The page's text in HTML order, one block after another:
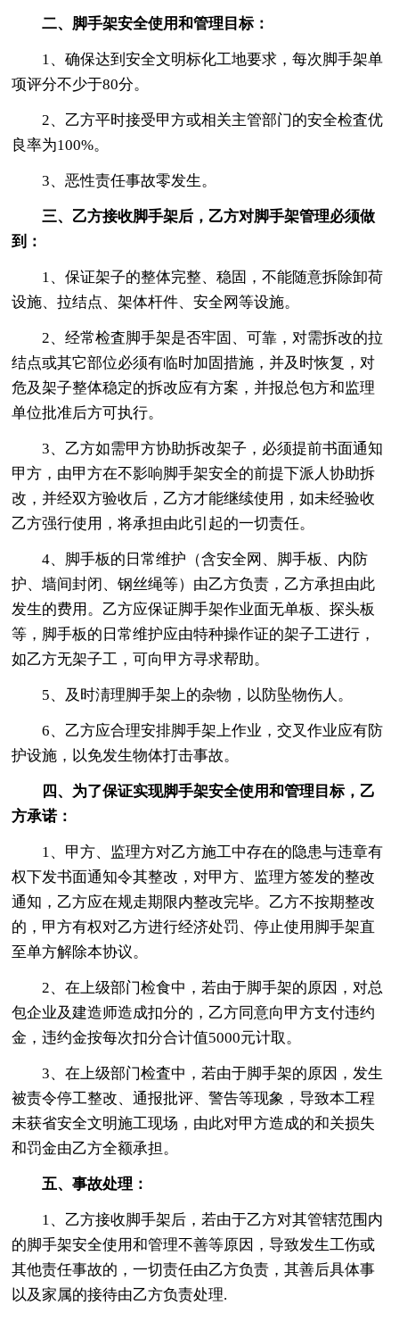
二、脚手架安全使用和管理目标：
1、确保达到安全文明标化工地要求，每次脚手架单
项评分不少于80分。
2、乙方平时接受甲方或相关主管部门的安全检査优
良率为100%。
3、恶性责任事故零发生。
三、乙方接收脚手架后，乙方对脚手架管理必须做
到：
1、保证架子的整体完整、稳固，不能随意拆除卸荷
设施、拉结点、架体杆件、安全网等设施。
2、经常检査脚手架是否牢固、可靠，对需拆改的拉
结点或其它部位必须有临时加固措施，并及时恢复，对
危及架子整体稳定的拆改应有方案，并报总包方和监理
单位批准后方可执行。
3、乙方如需甲方协助拆改架子，必须提前书面通知
甲方，由甲方在不影响脚手架安全的前提下派人协助拆
改，并经双方验收后，乙方才能继续使用，如未经验收
乙方强行使用，将承担由此引起的一切责任。
4、脚手板的日常维护（含安全网、脚手板、内防
护、墙间封闭、钢丝绳等）由乙方负责，乙方承担由此
发生的费用。乙方应保证脚手架作业面无单板、探头板
等，脚手板的日常维护应由特种操作证的架子工进行，
如乙方无架子工，可向甲方寻求帮助。
5、及时淸理脚手架上的杂物，以防坠物伤人。
6、乙方应合理安排脚手架上作业，交叉作业应有防
护设施，以免发生物体打击事故。
四、为了保证实现脚手架安全使用和管理目标，乙
方承诺：
1、甲方、监理方对乙方施工中存在的隐患与违章有
权下发书面通知令其整改，对甲方、监理方签发的整改
通知，乙方应在规走期限内整改完毕。乙方不按期整改
的，甲方有权对乙方进行经济处罚、停止使用脚手架直
至单方解除本协议。
2、在上级部门检食中，若由于脚手架的原因，对总
包企业及建造师造成扣分的，乙方同意向甲方支付违约
金，违约金按每次扣分合计值5000元计取。
3、在上级部门检査中，若由于脚手架的原因，发生
被责令停工整改、通报批评、警告等现象，导致本工程
未获省安全文明施工现场，由此对甲方造成的和关损失
和罚金由乙方全额承担。
五、事故处理：
1、乙方接收脚手架后，若由于乙方对其管辖范围内
的脚手架安全使用和管理不善等原因，导致发生工伤或
其他责任事故的，一切责任由乙方负责，其善后具体事
以及家属的接待由乙方负责处理.